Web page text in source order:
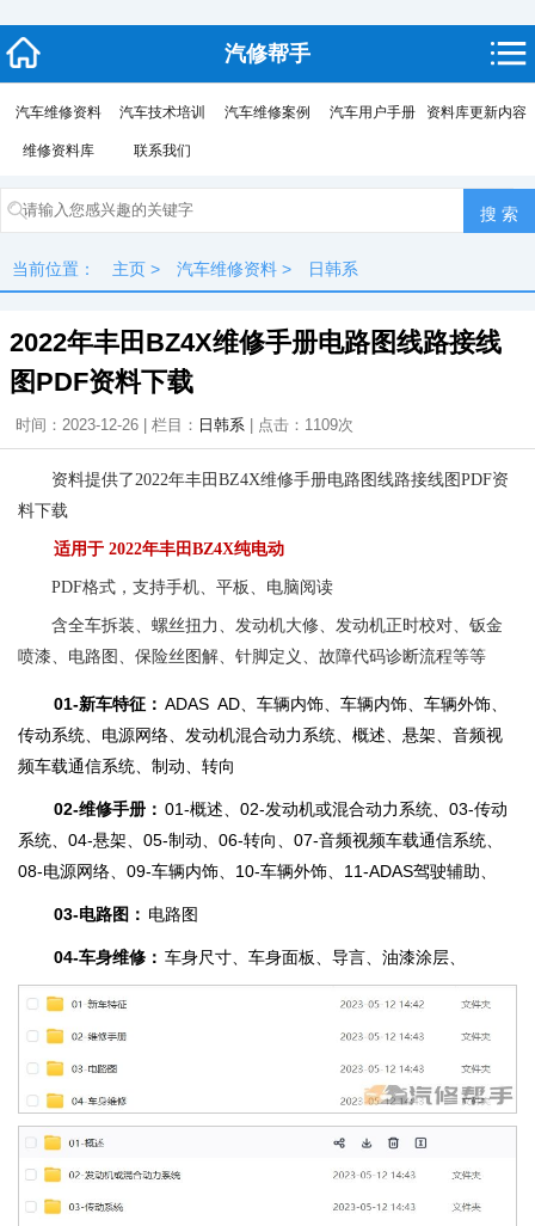
汽修帮手
汽车维修资料 汽车技术培训 汽车维修案例 汽车用户手册 资料库更新内容
维修资料库 联系我们
当前位置： 主页 > 汽车维修资料 > 日韩系
2022年丰田BZ4X维修手册电路图线路接线
图PDF资料下载
时间：2023-12-26 | 栏目： 日韩系 | 点击： 1109次
资料提供了2022年丰田BZ4X维修手册电路图线路接线图PDF资
料下载
适用于 2022年丰田BZ4X纯电动
PDF格式，支持手机、平板、电脑阅读
含全车拆装、螺丝扭力、发动机大修、发动机正时校对、钣金
喷漆、电路图、保险丝图解、针脚定义、故障代码诊断流程等等
01-新车特征： ADAS AD、车辆内饰、车辆内饰、车辆外饰、
传动系统、电源网络、发动机混合动力系统、概述、悬架、音频视
频车载通信系统、制动、转向
02-维修手册： 01-概述、02-发动机或混合动力系统、03-传动
系统、04-悬架、05-制动、06-转向、07-音频视频车载通信系统、
08-电源网络、09-车辆内饰、10-车辆外饰、11-ADAS驾驶辅助、
03-电路图： 电路图
04-车身维修： 车身尺寸、车身面板、导言、油漆涂层、